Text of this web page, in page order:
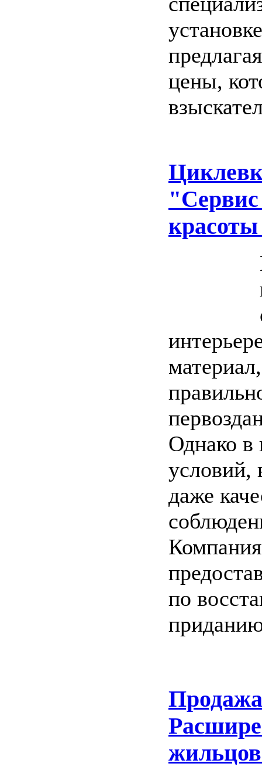
цены,
"Сервис
Однако в
условий,
даже
по